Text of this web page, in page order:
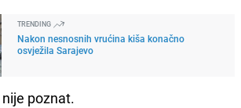
TRENDING
Nakon nesnosnih vrućina kiša konačno
osvježila Sarajevo
poznat.